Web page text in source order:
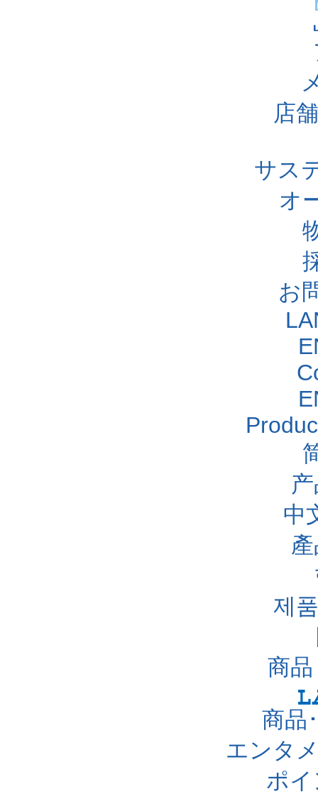
店
サス
オ
お
中
제
商
商品
エンタ
ポ